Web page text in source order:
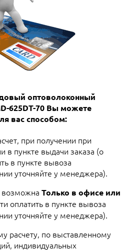
оптоволоконный
625DT-70 Вы можете
вас способом:
при получении при
в пункте выдачи заказа (о
в пункте вывоза
уточняйте у менеджера).
возможна Только в офисе или
оплатить в пункте вывоза
уточняйте у менеджера).
расчету, по выставленному
индивидуальных